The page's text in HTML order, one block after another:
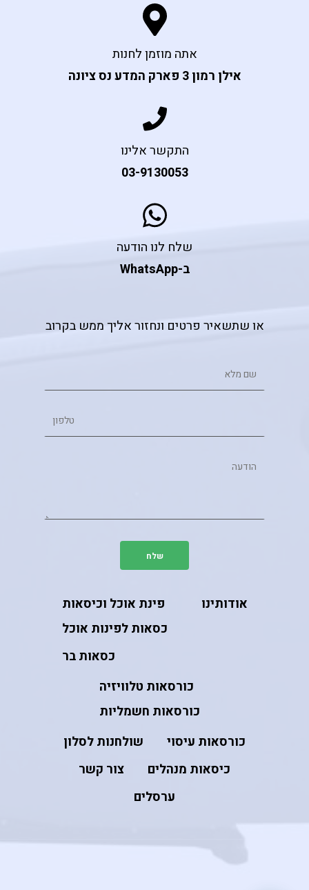
אתה מוזמן לחנות
אילן רמון 3 פארק המדע נס ציונה
התקשר אלינו
03-9130053
שלח לנו הודעה
ב-WhatsApp
או שתשאיר פרטים ונחזור אליך ממש בקרוב
אודותינו
פינת אוכל וכיסאות
כסאות לפינות אוכל
כסאות בר
כורסאות טלוויזיה
כורסאות חשמליות
כורסאות עיסוי
שולחנות לסלון
כיסאות מנהלים
צור קשר
ערסלים